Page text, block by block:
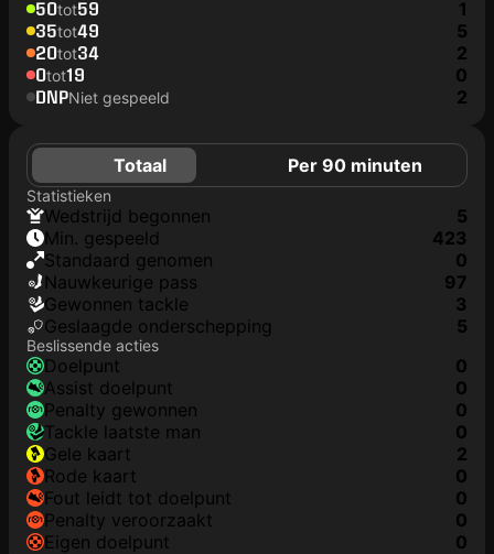
50tot59 1
35tot49 5
20tot34 2
0tot19 0
DNPNiet gespeeld 2
Totaal Per 90 minuten
Statistieken
wedstrijd begonnen
5
min. gespeeld
423
Standaard genomen
0
nauwkeurige pass
97
gewonnen tackle
3
geslaagde onderschepping
5
Beslissende acties
doelpunt
0
assist doelpunt
0
penalty gewonnen
0
tackle laatste man
0
gele kaart
2
rode kaart
0
fout leidt tot doelpunt
0
penalty veroorzaakt
0
eigen doelpunt
0